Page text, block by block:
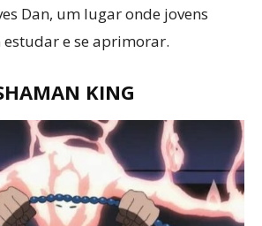
Dan, um lugar onde jovens
e se aprimorar.
KING